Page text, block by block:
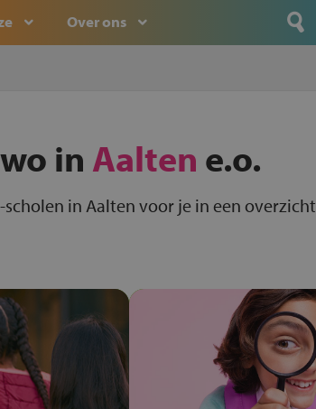
Over ons
in Aalten e.o.
in Aalten voor je in een overzicht